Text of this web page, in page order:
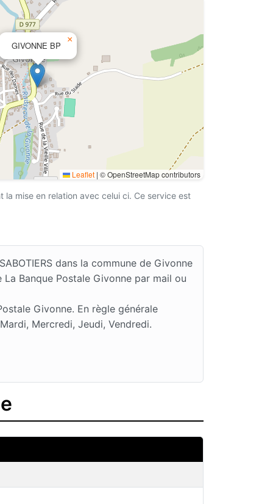
GIVONNE BP
×
Leaflet | © OpenStreetMap contributors
mise en relation avec celui ci. Ce service est
dans la commune de Givonne
Banque Postale Givonne par mail ou
Givonne. En règle générale
Mercredi, Jeudi, Vendredi.